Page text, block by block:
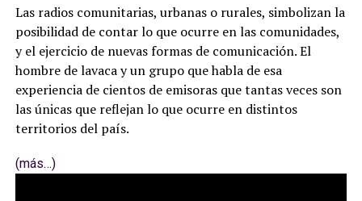
Las radios comunitarias, urbanas o rurales, simbolizan la
posibilidad de contar lo que ocurre en las comunidades,
y el ejercicio de nuevas formas de comunicación. El
hombre de lavaca y un grupo que habla de esa
experiencia de cientos de emisoras que tantas veces son
las únicas que reflejan lo que ocurre en distintos
territorios del país.
(más…)